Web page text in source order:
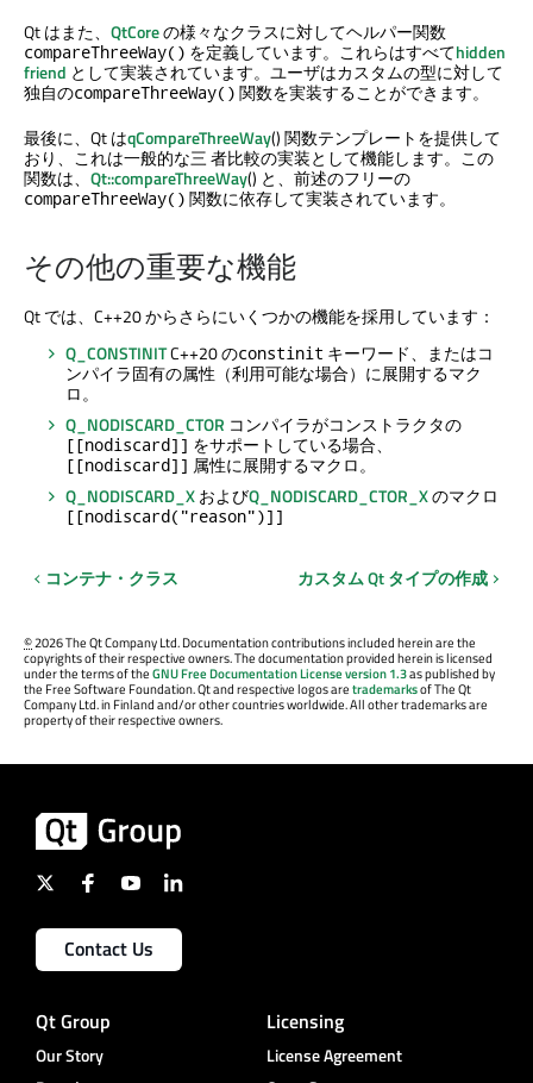
Qt はまた、 QtCoreの様々なクラスに対してヘルパー関数
compareThreeWay() を定義しています。これらはすべてhidden
friend として実装されています。ユーザはカスタムの型に対して
独自のcompareThreeWay() 関数を実装することができます。
最後に、Qt はqCompareThreeWay() 関数テンプレートを提供して
おり、これは一般的な三 者比較の実装として機能します。この
関数は、 Qt::compareThreeWay() と、前述のフリーの
compareThreeWay() 関数に依存して実装されています。
その他の重要な機能
Qt では、C++20 からさらにいくつかの機能を採用しています：
Q_CONSTINITC++20 のconstinit キーワード、またはコ
ンパイラ固有の属性（利用可能な場合）に展開するマク
ロ。
Q_NODISCARD_CTOR コンパイラがコンストラクタの
[[nodiscard]] をサポートしている場合、
[[nodiscard]] 属性に展開するマクロ。
Q_NODISCARD_XおよびQ_NODISCARD_CTOR_Xのマクロ
[[nodiscard("reason")]]
コンテナ・クラス カスタム Qt タイプの作成
©2026 The Qt Company Ltd. Documentation contributions included herein are the
copyrights of their respective owners. The documentation provided herein is licensed
under the terms of theGNU Free Documentation License version 1.3as published by
the Free Software Foundation. Qt and respective logos aretrademarksof The Qt
Company Ltd. in Finland and/or other countries worldwide. All other trademarks are
property of their respective owners.
Contact Us
Qt Group
Our Story
Licensing
License Agreement